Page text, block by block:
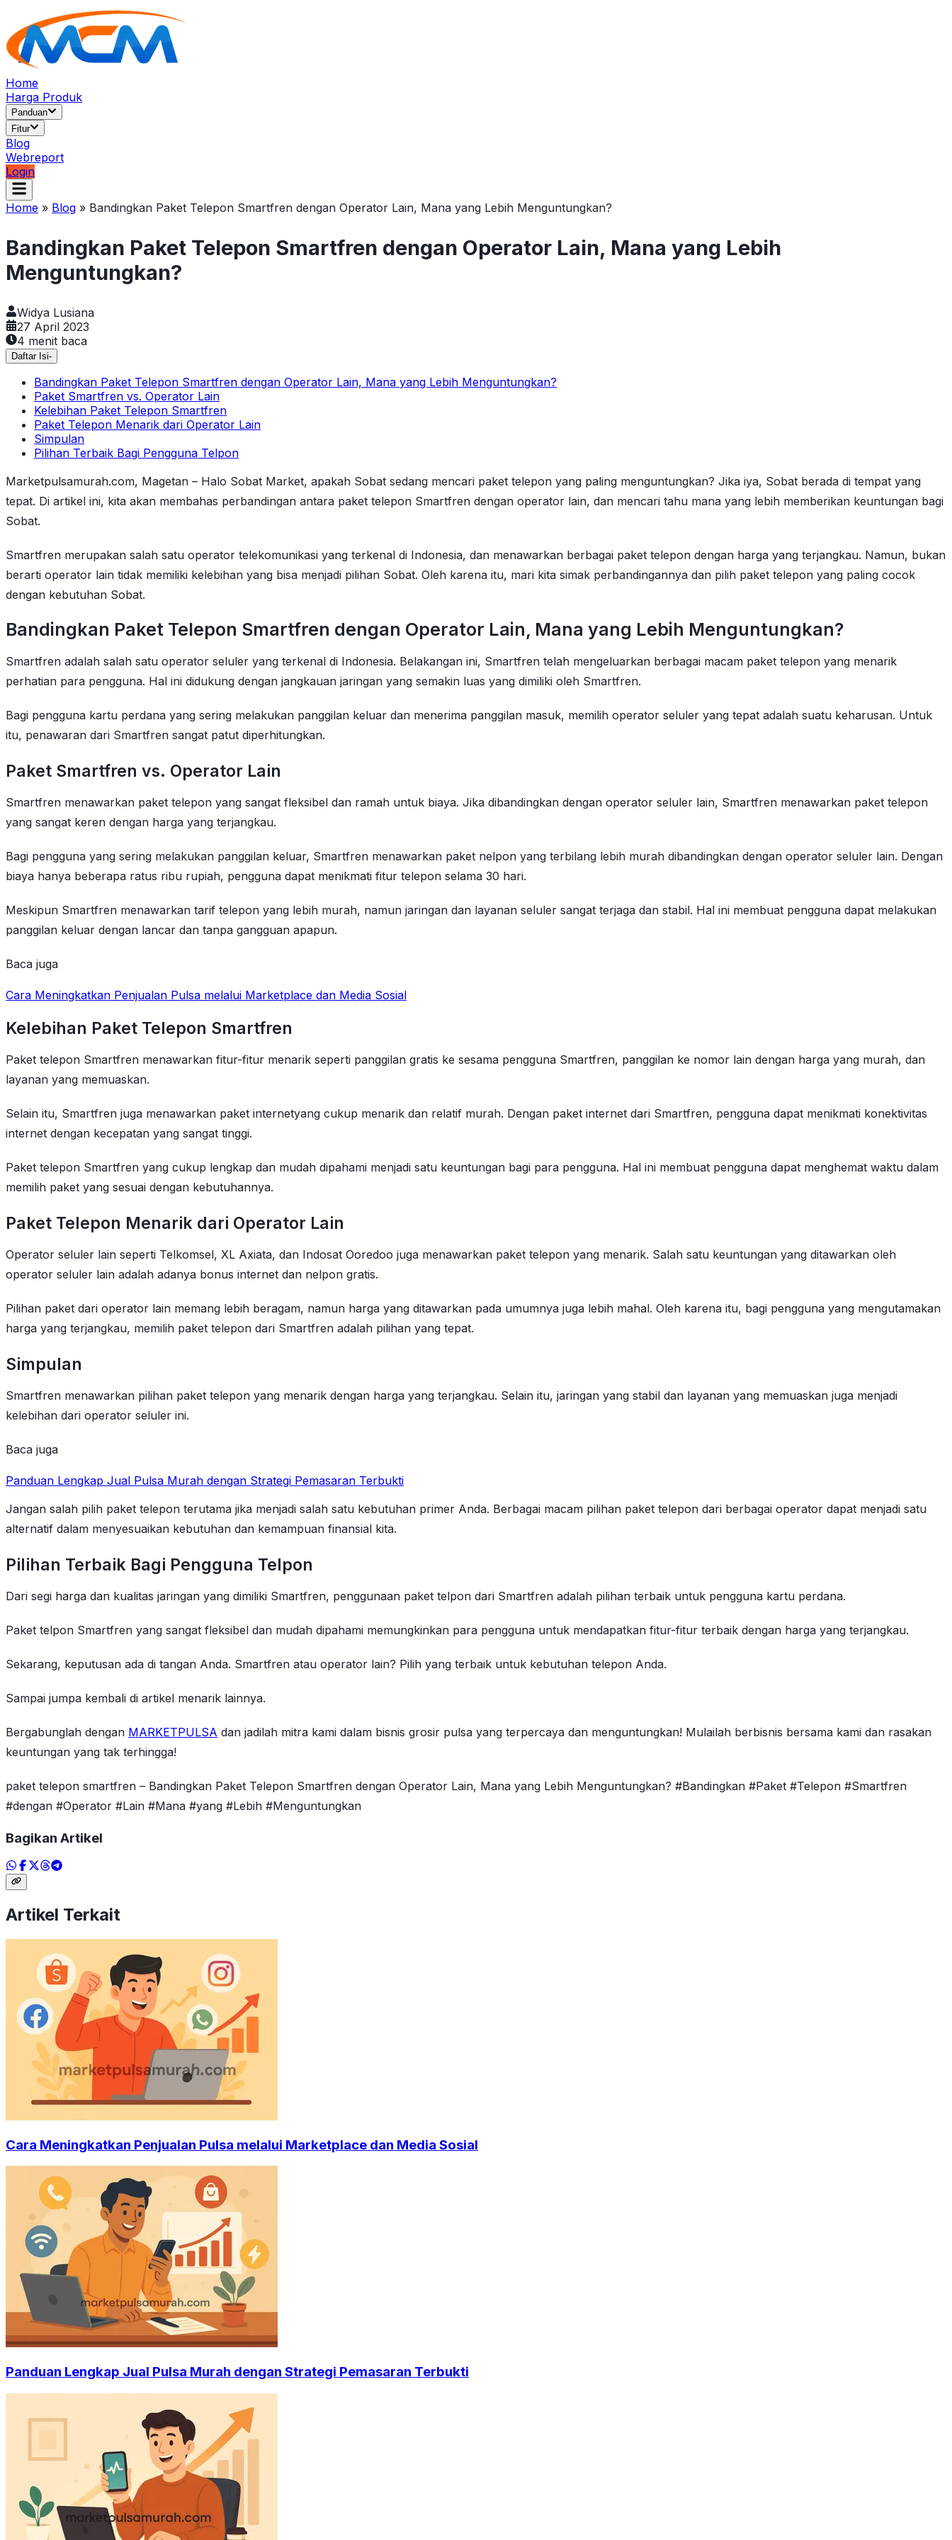
Home
Harga Produk
Panduan
Fitur
Blog
Webreport
Login
Home » Blog » Bandingkan Paket Telepon Smartfren dengan Operator Lain, Mana yang Lebih Menguntungkan?
Bandingkan Paket Telepon Smartfren dengan Operator Lain, Mana yang Lebih
Menguntungkan?
Widya Lusiana
27 April 2023
4 menit baca
Daftar Isi-
Bandingkan Paket Telepon Smartfren dengan Operator Lain, Mana yang Lebih Menguntungkan?
Paket Smartfren vs. Operator Lain
Kelebihan Paket Telepon Smartfren
Paket Telepon Menarik dari Operator Lain
Simpulan
Pilihan Terbaik Bagi Pengguna Telpon
Marketpulsamurah.com, Magetan – Halo Sobat Market, apakah Sobat sedang mencari paket telepon yang paling menguntungkan? Jika iya, Sobat berada di tempat yang
tepat. Di artikel ini, kita akan membahas perbandingan antara paket telepon Smartfren dengan operator lain, dan mencari tahu mana yang lebih memberikan keuntungan bagi
Sobat.
Smartfren merupakan salah satu operator telekomunikasi yang terkenal di Indonesia, dan menawarkan berbagai paket telepon dengan harga yang terjangkau. Namun, bukan
berarti operator lain tidak memiliki kelebihan yang bisa menjadi pilihan Sobat. Oleh karena itu, mari kita simak perbandingannya dan pilih paket telepon yang paling cocok
dengan kebutuhan Sobat.
Bandingkan Paket Telepon Smartfren dengan Operator Lain, Mana yang Lebih Menguntungkan?
Smartfren adalah salah satu operator seluler yang terkenal di Indonesia. Belakangan ini, Smartfren telah mengeluarkan berbagai macam paket telepon yang menarik
perhatian para pengguna. Hal ini didukung dengan jangkauan jaringan yang semakin luas yang dimiliki oleh Smartfren.
Bagi pengguna kartu perdana yang sering melakukan panggilan keluar dan menerima panggilan masuk, memilih operator seluler yang tepat adalah suatu keharusan. Untuk
itu, penawaran dari Smartfren sangat patut diperhitungkan.
Paket Smartfren vs. Operator Lain
Smartfren menawarkan paket telepon yang sangat fleksibel dan ramah untuk biaya. Jika dibandingkan dengan operator seluler lain, Smartfren menawarkan paket telepon
yang sangat keren dengan harga yang terjangkau.
Bagi pengguna yang sering melakukan panggilan keluar, Smartfren menawarkan paket nelpon yang terbilang lebih murah dibandingkan dengan operator seluler lain. Dengan
biaya hanya beberapa ratus ribu rupiah, pengguna dapat menikmati fitur telepon selama 30 hari.
Meskipun Smartfren menawarkan tarif telepon yang lebih murah, namun jaringan dan layanan seluler sangat terjaga dan stabil. Hal ini membuat pengguna dapat melakukan
panggilan keluar dengan lancar dan tanpa gangguan apapun.
Baca juga
Cara Meningkatkan Penjualan Pulsa melalui Marketplace dan Media Sosial
Kelebihan Paket Telepon Smartfren
Paket telepon Smartfren menawarkan fitur-fitur menarik seperti panggilan gratis ke sesama pengguna Smartfren, panggilan ke nomor lain dengan harga yang murah, dan
layanan yang memuaskan.
Selain itu, Smartfren juga menawarkan paket internetyang cukup menarik dan relatif murah. Dengan paket internet dari Smartfren, pengguna dapat menikmati konektivitas
internet dengan kecepatan yang sangat tinggi.
Paket telepon Smartfren yang cukup lengkap dan mudah dipahami menjadi satu keuntungan bagi para pengguna. Hal ini membuat pengguna dapat menghemat waktu dalam
memilih paket yang sesuai dengan kebutuhannya.
Paket Telepon Menarik dari Operator Lain
Operator seluler lain seperti Telkomsel, XL Axiata, dan Indosat Ooredoo juga menawarkan paket telepon yang menarik. Salah satu keuntungan yang ditawarkan oleh
operator seluler lain adalah adanya bonus internet dan nelpon gratis.
Pilihan paket dari operator lain memang lebih beragam, namun harga yang ditawarkan pada umumnya juga lebih mahal. Oleh karena itu, bagi pengguna yang mengutamakan
harga yang terjangkau, memilih paket telepon dari Smartfren adalah pilihan yang tepat.
Simpulan
Smartfren menawarkan pilihan paket telepon yang menarik dengan harga yang terjangkau. Selain itu, jaringan yang stabil dan layanan yang memuaskan juga menjadi
kelebihan dari operator seluler ini.
Baca juga
Panduan Lengkap Jual Pulsa Murah dengan Strategi Pemasaran Terbukti
Jangan salah pilih paket telepon terutama jika menjadi salah satu kebutuhan primer Anda. Berbagai macam pilihan paket telepon dari berbagai operator dapat menjadi satu
alternatif dalam menyesuaikan kebutuhan dan kemampuan finansial kita.
Pilihan Terbaik Bagi Pengguna Telpon
Dari segi harga dan kualitas jaringan yang dimiliki Smartfren, penggunaan paket telpon dari Smartfren adalah pilihan terbaik untuk pengguna kartu perdana.
Paket telpon Smartfren yang sangat fleksibel dan mudah dipahami memungkinkan para pengguna untuk mendapatkan fitur-fitur terbaik dengan harga yang terjangkau.
Sekarang, keputusan ada di tangan Anda. Smartfren atau operator lain? Pilih yang terbaik untuk kebutuhan telepon Anda.
Sampai jumpa kembali di artikel menarik lainnya.
Bergabunglah dengan MARKETPULSA dan jadilah mitra kami dalam bisnis grosir pulsa yang terpercaya dan menguntungkan! Mulailah berbisnis bersama kami dan rasakan
keuntungan yang tak terhingga!
paket telepon smartfren – Bandingkan Paket Telepon Smartfren dengan Operator Lain, Mana yang Lebih Menguntungkan? #Bandingkan #Paket #Telepon #Smartfren
#dengan #Operator #Lain #Mana #yang #Lebih #Menguntungkan
Bagikan Artikel
Artikel Terkait
Cara Meningkatkan Penjualan Pulsa melalui Marketplace dan Media Sosial
Panduan Lengkap Jual Pulsa Murah dengan Strategi Pemasaran Terbukti